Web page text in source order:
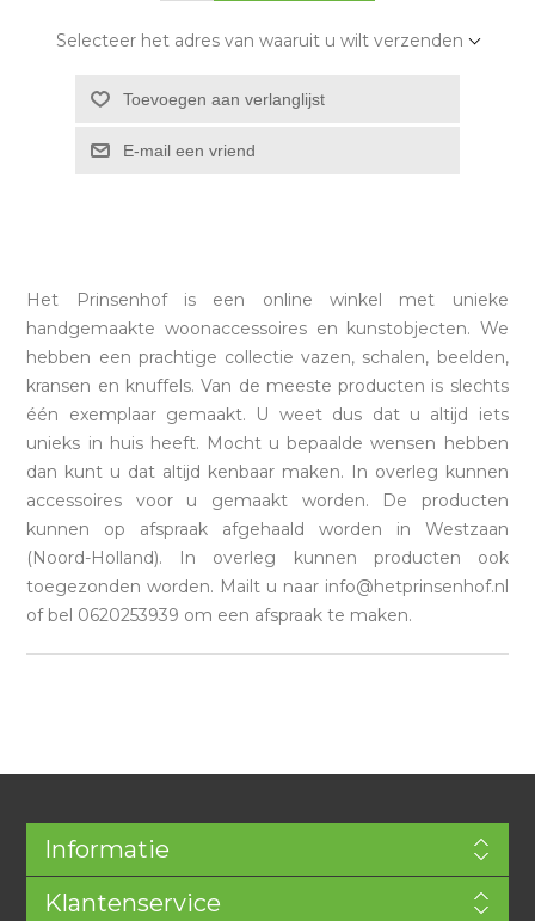
Selecteer het adres van waaruit u wilt verzenden
Het Prinsenhof is een online winkel met unieke
handgemaakte woonaccessoires en kunstobjecten. We
hebben een prachtige collectie vazen, schalen, beelden,
kransen en knuffels. Van de meeste producten is slechts
één exemplaar gemaakt. U weet dus dat u altijd iets
unieks in huis heeft. Mocht u bepaalde wensen hebben
dan kunt u dat altijd kenbaar maken. In overleg kunnen
accessoires voor u gemaakt worden. De producten
kunnen op afspraak afgehaald worden in Westzaan
(Noord-Holland). In overleg kunnen producten ook
toegezonden worden. Mailt u naar info@hetprinsenhof.nl
of bel 0620253939 om een afspraak te maken.
Informatie
Klantenservice